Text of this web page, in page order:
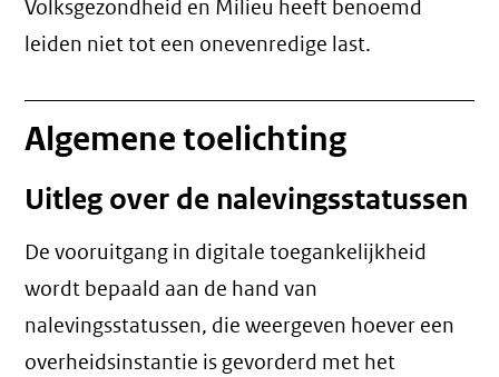
Volksgezondheid en Milieu heeft benoemd
leiden niet tot een onevenredige last.
Algemene toelichting
Uitleg over de nalevingsstatussen
De vooruitgang in digitale toegankelijkheid
wordt bepaald aan de hand van
nalevingsstatussen, die weergeven hoever een
overheidsinstantie is gevorderd met het